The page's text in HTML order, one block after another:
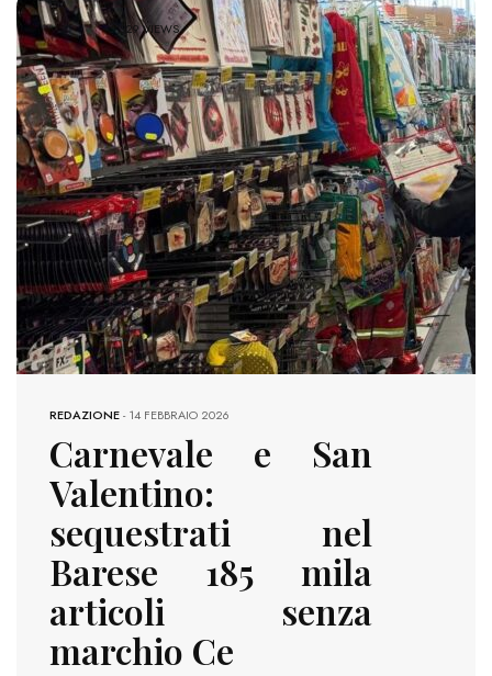
329 VIEWS
REDAZIONE-14 FEBBRAIO 2026
Carnevale e San
Valentino:
sequestrati nel
Barese 185 mila
articoli senza
marchio Ce